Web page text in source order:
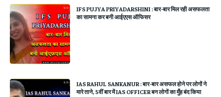
IFS PUJYA PRIYADARSHINI : बार-बार मिल रही असफलता
का सामना कर बनी आईएएस ऑफिसर
IAS RAHUL SANKANUR : बार-बार असफल होने पर लोगों ने
मारे ताने, 5वीं बार में IAS OFFICER बन लोगों का मुँह बंद किया